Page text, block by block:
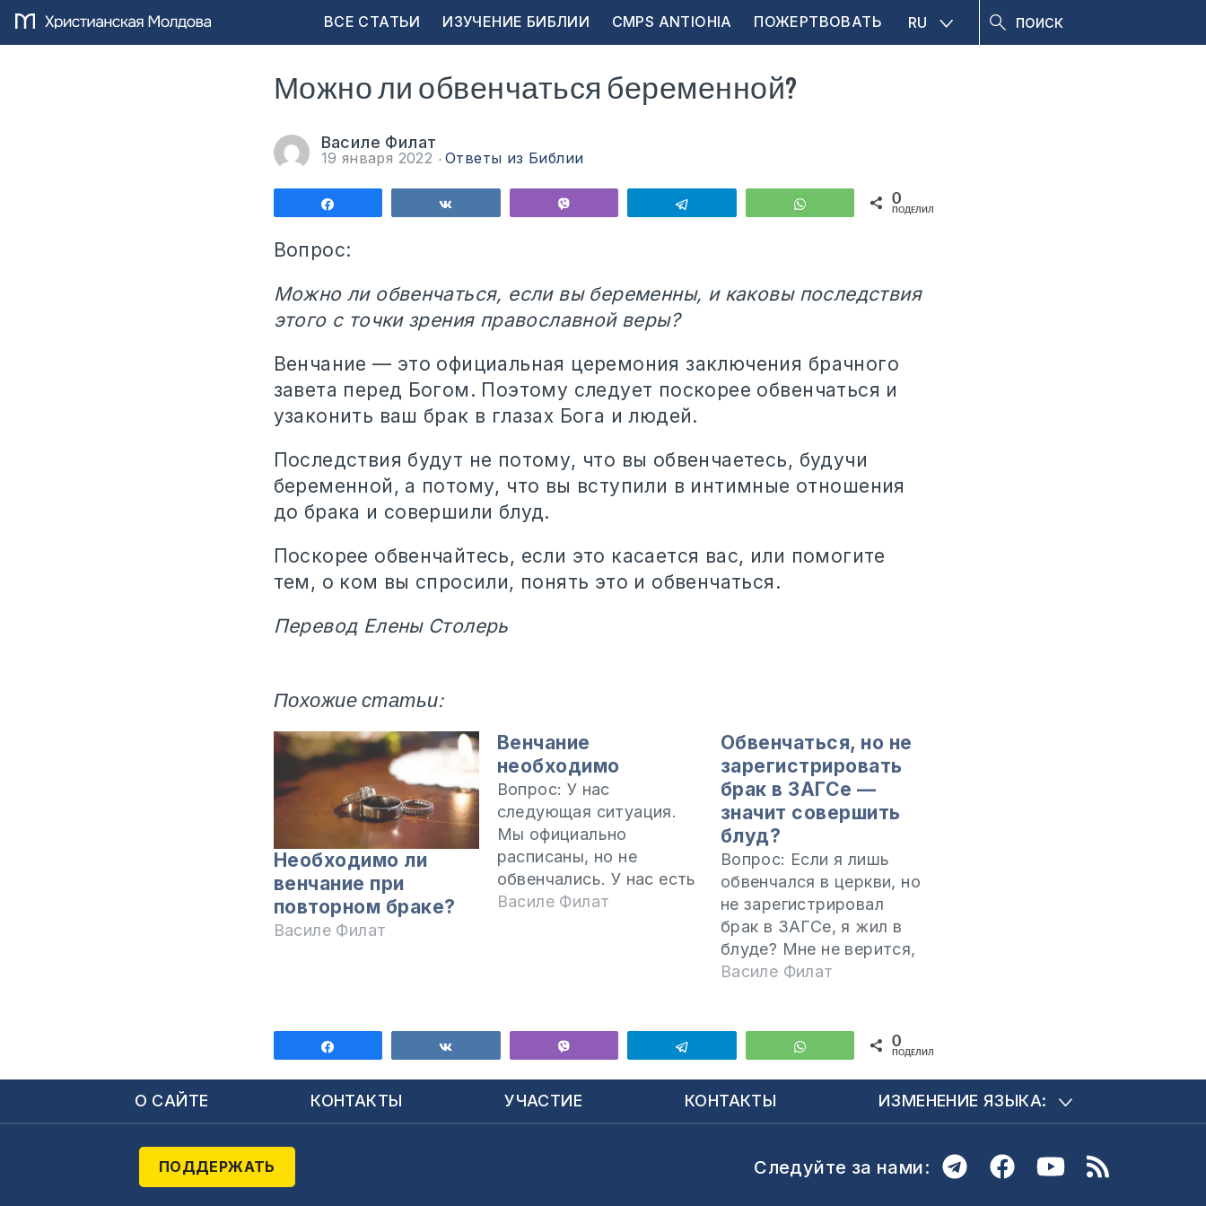
ВСЕ СТАТЬИ ИЗУЧЕНИЕ БИБЛИИ CMPS ANTIOHIA ПОЖЕРТВОВАТЬ RU
Можно ли обвенчаться беременной?
Василе Филат
19 января 2022 Ответы из Библии
WhatsApp 0
ПОДЕЛИЛИСЬ
Вопрос:
Можно ли обвенчаться, если вы беременны, и каковы последствия
этого с точки зрения православной веры?
Венчание — это официальная церемония заключения брачного
завета перед Богом. Поэтому следует поскорее обвенчаться и
узаконить ваш брак в глазах Бога и людей.
Последствия будут не потому, что вы обвенчаетесь, будучи
беременной, а потому, что вы вступили в интимные отношения
до брака и совершили блуд.
Поскорее обвенчайтесь, если это касается вас, или помогите
тем, о ком вы спросили, понять это и обвенчаться.
Перевод Елены Столерь
Похожие статьи:
Необходимо ли
венчание при
повторном браке?
Василе Филат
Венчание
необходимо
Вопрос: У нас
следующая ситуация.
Мы официально
расписаны, но не
обвенчались. У нас есть
дочь, у которой была
обвенчались? Можем ли
мы обвенчаться сейчас,
спустя несколько лет
брака? Каков порядок
венчания у баптистов?
Василе Филат
Обвенчаться, но не
зарегистрировать
брак в ЗАГСе —
значит совершить
блуд?
Вопрос: Если я лишь
обвенчался в церкви, но
не зарегистрировал
брак в ЗАГСе, я жил в
блуде? Мне не верится,
что вы нашли
согласился обвенчать
вас без регистрации
брака в ЗАГСе. Ни один
богобоязненный
церковнослужитель не
Подумайте сами, что
Василе Филат
WhatsApp 0
ПОДЕЛИЛИСЬ
О САЙТЕ КОНТАКТЫ УЧАСТИЕ КОНТАКТЫ ИЗМЕНЕНИЕ ЯЗЫКА:
ПОДДЕРЖАТЬ Следуйте за нами: